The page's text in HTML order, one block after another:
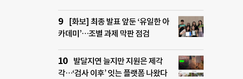
[화보] 최종 발표 앞둔 ‘유일한 아
카데미’…조별 과제 막판 점검
발달지연 늘지만 지원은 제각
각…‘검사 이후’ 잇는 플랫폼 나왔다